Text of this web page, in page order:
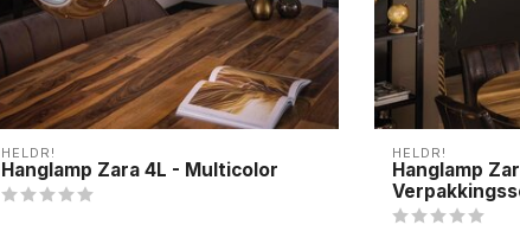
HELDR!
Hanglamp Zara 4L - Multicolor
HELDR!
Hanglamp